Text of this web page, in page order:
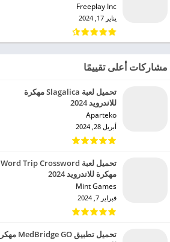
Freeplay Inc‏
يناير 17, 2024
مشاركات أعلى تقييمًا
تحميل لعبة Slagalica مهكرة
للاندرويد 2024
Aparteko‏
أبريل 28, 2024
تحميل لعبة Word Trip Crossword
مهكرة للاندرويد 2024
Mint Games‏
فبراير 7, 2024
تحميل تطبيق MedBridge GO مهكر